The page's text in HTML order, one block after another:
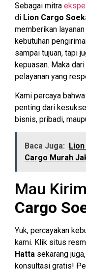
Sebagai mitra
di Lion Cargo
memberikan
kebutuhan
sampai tujuan, tapi
kepuasan. Maka
pelayanan yang
Kami percaya
penting dari
bisnis, pribadi,
Baca Juga:
Cargo Murah
Mau
Cargo
Yuk, percayakan
kami. Klik situs
Hatta sekarang
konsultasi gratis!